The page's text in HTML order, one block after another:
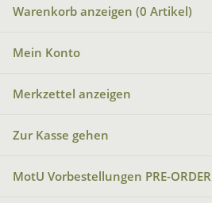
Warenkorb anzeigen (0 Artikel)
Mein Konto
Merkzettel anzeigen
Zur Kasse gehen
MotU Vorbestellungen PRE-ORDER